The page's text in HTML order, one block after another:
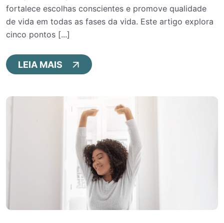
fortalece escolhas conscientes e promove qualidade
de vida em todas as fases da vida. Este artigo explora
cinco pontos [...]
LEIA MAIS